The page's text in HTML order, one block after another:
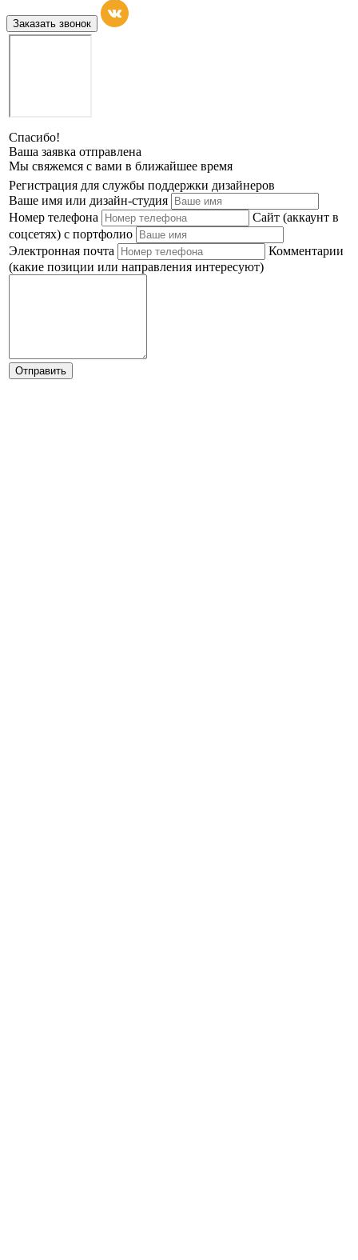
Заказать звонок
Спасибо!
Ваша заявка отправлена
Мы свяжемся с вами в ближайшее время
Регистрация для службы поддержки дизайнеров
Ваше имя или дизайн-студия
Номер телефона
Сайт (аккаунт в
соцсетях) с портфолио
Электронная почта
Комментарии
(какие позиции или направления интересуют)
Отправить